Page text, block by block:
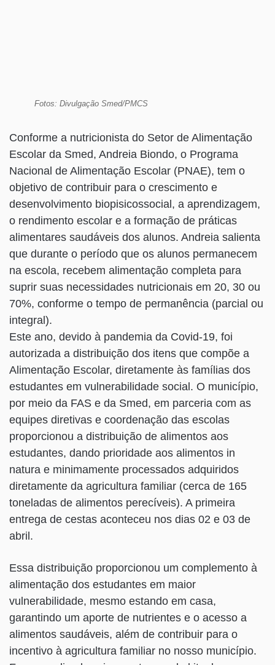
Fotos: Divulgação Smed/PMCS
Conforme a nutricionista do Setor de Alimentação
Escolar da Smed, Andreia Biondo, o Programa
Nacional de Alimentação Escolar (PNAE), tem o
objetivo de contribuir para o crescimento e
desenvolvimento biopisicossocial, a aprendizagem,
o rendimento escolar e a formação de práticas
alimentares saudáveis dos alunos. Andreia salienta
que durante o período que os alunos permanecem
na escola, recebem alimentação completa para
suprir suas necessidades nutricionais em 20, 30 ou
70%, conforme o tempo de permanência (parcial ou
integral).
Este ano, devido à pandemia da Covid-19, foi
autorizada a distribuição dos itens que compõe a
Alimentação Escolar, diretamente às famílias dos
estudantes em vulnerabilidade social. O município,
por meio da FAS e da Smed, em parceria com as
equipes diretivas e coordenação das escolas
proporcionou a distribuição de alimentos aos
estudantes, dando prioridade aos alimentos in
natura e minimamente processados adquiridos
diretamente da agricultura familiar (cerca de 165
toneladas de alimentos perecíveis). A primeira
entrega de cestas aconteceu nos dias 02 e 03 de
abril.
Essa distribuição proporcionou um complemento à
alimentação dos estudantes em maior
vulnerabilidade, mesmo estando em casa,
garantindo um aporte de nutrientes e o acesso a
alimentos saudáveis, além de contribuir para o
incentivo à agricultura familiar no nosso município.